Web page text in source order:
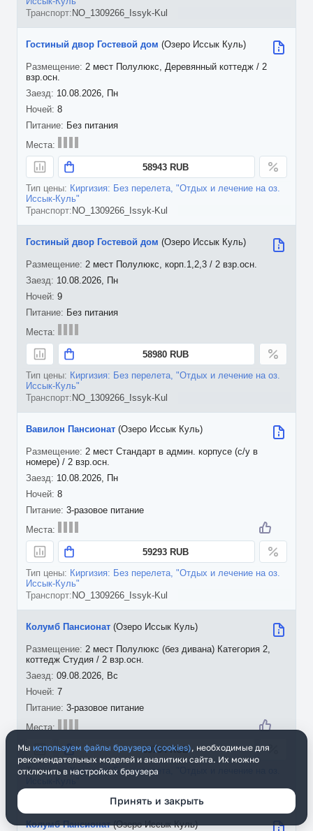
NO_1309266_Issyk-Kul
10.08.2026, Пн
8
Гостиный двор Гостевой дом (Озеро Иссык Куль)
2 мест Полулюкс, Деревянный коттедж / 2
взр.осн.
Без питания
58943 RUB
Киргизия: Без перелета, "Отдых и лечение на оз.
Иссык-Куль"
NO_1309266_Issyk-Kul
10.08.2026, Пн
9
Гостиный двор Гостевой дом (Озеро Иссык Куль)
2 мест Полулюкс, корп.1,2,3 / 2 взр.осн.
Без питания
58980 RUB
Киргизия: Без перелета, "Отдых и лечение на оз.
Иссык-Куль"
NO_1309266_Issyk-Kul
10.08.2026, Пн
8
Вавилон Пансионат (Озеро Иссык Куль)
2 мест Стандарт в админ. корпусе (с/у в
номере) / 2 взр.осн.
3-разовое питание
59293 RUB
Киргизия: Без перелета, "Отдых и лечение на оз.
Иссык-Куль"
NO_1309266_Issyk-Kul
09.08.2026, Вс
7
Колумб Пансионат (Озеро Иссык Куль)
2 мест Полулюкс (без дивана) Категория 2,
коттедж Студия / 2 взр.осн.
3-разовое питание
59734 RUB
Киргизия: Без перелета, "Отдых и лечение на оз.
Колумб Пансионат(Озеро Иссык Куль)
Мы используем файлы браузера (cookies), необходимые для
рекомендательных моделей и аналитики сайта. Их можно
отключить в настройках браузера
Принять и закрыть